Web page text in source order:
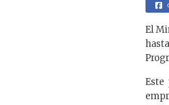
El
Este